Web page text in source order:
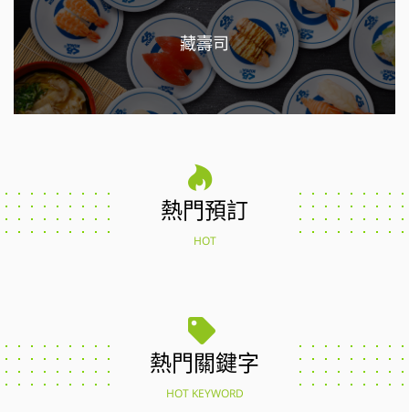
藏壽司
熱門預訂
HOT
熱門關鍵字
HOT KEYWORD